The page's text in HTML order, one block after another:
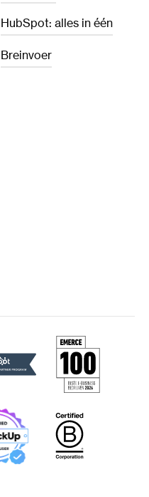
HubSpot: alles in één
Breinvoer